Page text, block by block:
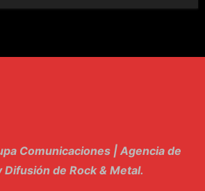
Piel
Comunicaciones | Agencia de
Difusión de Rock & Metal.